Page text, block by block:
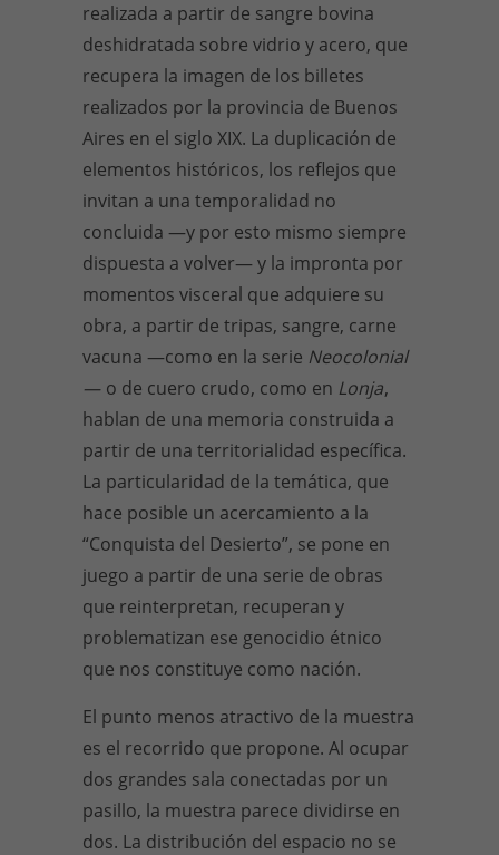
realizada a partir de sangre bovina
deshidratada sobre vidrio y acero, que
recupera la imagen de los billetes
realizados por la provincia de Buenos
Aires en el siglo XIX. La duplicación de
elementos históricos, los reflejos que
invitan a una temporalidad no
concluida —y por esto mismo siempre
dispuesta a volver— y la impronta por
momentos visceral que adquiere su
obra, a partir de tripas, sangre, carne
vacuna —como en la serie Neocolonial
— o de cuero crudo, como en Lonja,
hablan de una memoria construida a
partir de una territorialidad específica.
La particularidad de la temática, que
hace posible un acercamiento a la
“Conquista del Desierto”, se pone en
juego a partir de una serie de obras
que reinterpretan, recuperan y
problematizan ese genocidio étnico
que nos constituye como nación.
El punto menos atractivo de la muestra
es el recorrido que propone. Al ocupar
dos grandes sala conectadas por un
pasillo, la muestra parece dividirse en
dos. La distribución del espacio no se